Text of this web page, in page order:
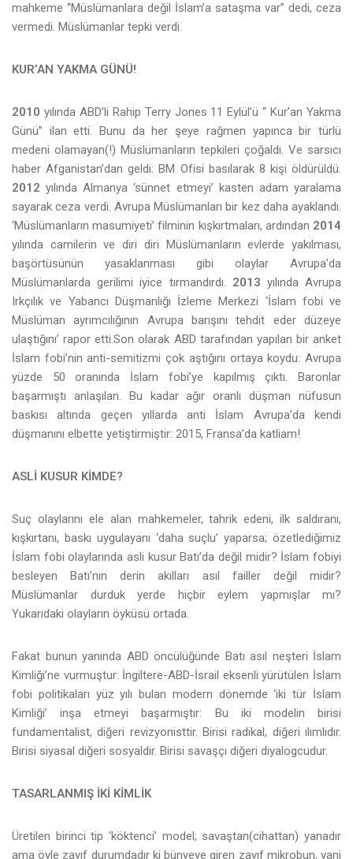
mahkeme “Müslümanlara değil İslam’a sataşma var” dedi, ceza
vermedi. Müslümanlar tepki verdi.
KUR’AN YAKMA GÜNÜ!
2010 yılında ABD’li Rahip Terry Jones 11 Eylül’ü “ Kur’an Yakma
Günü” ilan etti. Bunu da her şeye rağmen yapınca bir türlü
medeni olamayan(!) Müslümanların tepkileri çoğaldı. Ve sarsıcı
haber Afganistan’dan geldi: BM Ofisi basılarak 8 kişi öldürüldü.
2012 yılında Almanya ‘sünnet etmeyi’ kasten adam yaralama
sayarak ceza verdi. Avrupa Müslümanları bir kez daha ayaklandı.
‘Müslümanların masumiyeti’ filminin kışkırtmaları, ardından 2014
yılında camilerin ve diri diri Müslümanların evlerde yakılması,
başörtüsünün yasaklanması gibi olaylar Avrupa’da
Müslümanlarda gerilimi iyice tırmandırdı. 2013 yılında Avrupa
Irkçılık ve Yabancı Düşmanlığı İzleme Merkezi ‘İslam fobi ve
Müslüman ayrımcılığının Avrupa barışını tehdit eder düzeye
ulaştığını’ rapor etti.Son olarak ABD tarafından yapılan bir anket
İslam fobi’nin anti-semitizmi çok aştığını ortaya koydu: Avrupa
yüzde 50 oranında İslam fobi’ye kapılmış çıktı. Baronlar
başarmıştı anlaşılan. Bu kadar ağır oranlı düşman nüfusun
baskısı altında geçen yıllarda anti İslam Avrupa’da kendi
düşmanını elbette yetiştirmiştir: 2015, Fransa’da katliam!
ASLİ KUSUR KİMDE?
Suç olaylarını ele alan mahkemeler, tahrik edeni, ilk saldıranı,
kışkırtanı, baskı uygulayanı ‘daha suçlu’ yaparsa; özetlediğimiz
İslam fobi olaylarında asli kusur Batı’da değil midir? İslam fobiyi
besleyen Batı’nın derin akılları asıl failler değil midir?
Müslümanlar durduk yerde hiçbir eylem yapmışlar mı?
Yukarıdaki olayların öyküsü ortada.
Fakat bunun yanında ABD öncülüğünde Batı asıl neşteri İslam
Kimliği’ne vurmuştur: İngiltere-ABD-İsrail eksenli yürütülen İslam
fobi politikaları yüz yılı bulan modern dönemde ‘iki tür İslam
Kimliği’ inşa etmeyi başarmıştır: Bu iki modelin birisi
fundamentalist, diğeri revizyonisttir. Birisi radikal, diğeri ılımlıdır.
Birisi siyasal diğeri sosyaldir. Birisi savaşçı diğeri diyalogcudur.
TASARLANMIŞ İKİ KİMLİK
Üretilen birinci tip ‘köktenci’ model; savaştan(cihattan) yanadır
ama öyle zayıf durumdadır ki bünyeye giren zayıf mikrobun, yani